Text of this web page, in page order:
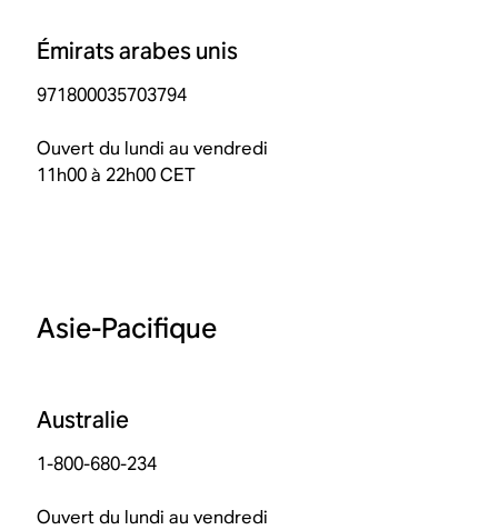
Émirats arabes unis
971800035703794
Ouvert du lundi au vendredi
11h00 à 22h00 CET
Asie-Pacifique
Australie
1-800-680-234
Ouvert du lundi au vendredi